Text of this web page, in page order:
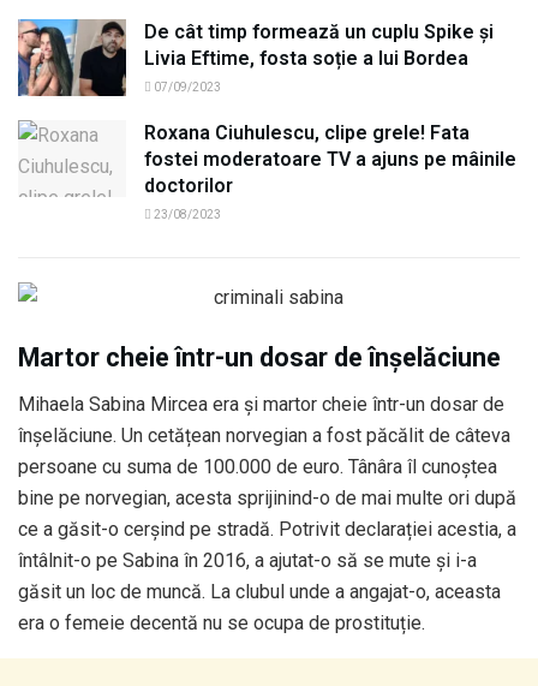
De cât timp formează un cuplu Spike și
Livia Eftime, fosta soție a lui Bordea
07/09/2023
Roxana Ciuhulescu, clipe grele! Fata
fostei moderatoare TV a ajuns pe mâinile
doctorilor
23/08/2023
Martor cheie într-un dosar de înșelăciune
Mihaela Sabina Mircea era și martor cheie într-un dosar de
înșelăciune. Un cetățean norvegian a fost păcălit de câteva
persoane cu suma de 100.000 de euro. Tânâra îl cunoștea
bine pe norvegian, acesta sprijinind-o de mai multe ori după
ce a găsit-o cerșind pe stradă. Potrivit declarației acestia, a
întâlnit-o pe Sabina în 2016, a ajutat-o să se mute și i-a
găsit un loc de muncă. La clubul unde a angajat-o, aceasta
era o femeie decentă nu se ocupa de prostituție.